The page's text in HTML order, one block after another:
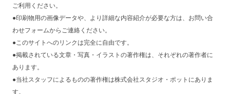
ご利用ください。
●印刷物用の画像データや、より詳細な内容紹介が必要な方は、お問い合
わせフォームからご連絡ください。
●このサイトへのリンクは完全に自由です。
●掲載されている文章・写真・イラストの著作権は、それぞれの著作者に
あります。
●当社スタッフによるものの著作権は株式会社スタジオ・ポットにありま
す。